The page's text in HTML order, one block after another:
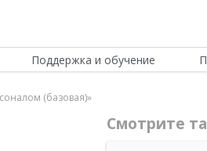
Поддержка и обучение
(базовая)»
Смотрите